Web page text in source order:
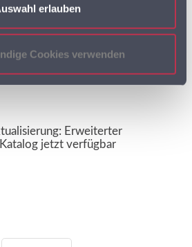
erlauben
Cookies verwenden
April 2026
Erweiterter
jetzt verfügbar